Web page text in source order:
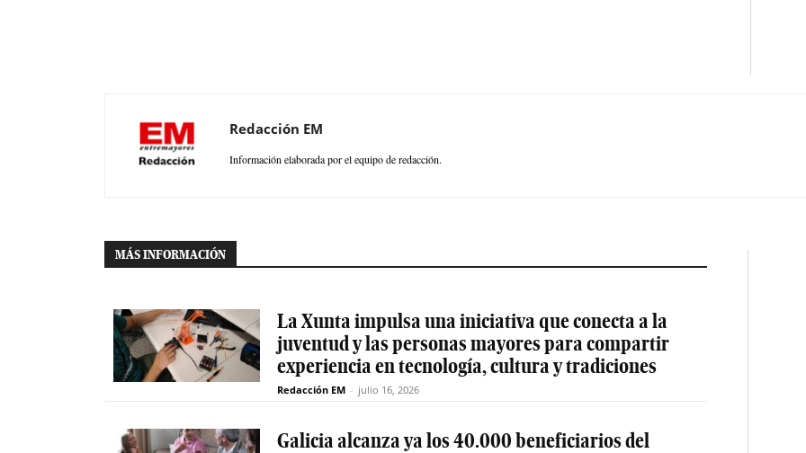
Redacción EM
Información elaborada por el equipo de redacción.
MÁS INFORMACIÓN
La Xunta impulsa una iniciativa que conecta a la
juventud y las personas mayores para compartir
experiencia en tecnología, cultura y tradiciones
Redacción EM - julio 16, 2026
Galicia alcanza ya los 40.000 beneficiarios del